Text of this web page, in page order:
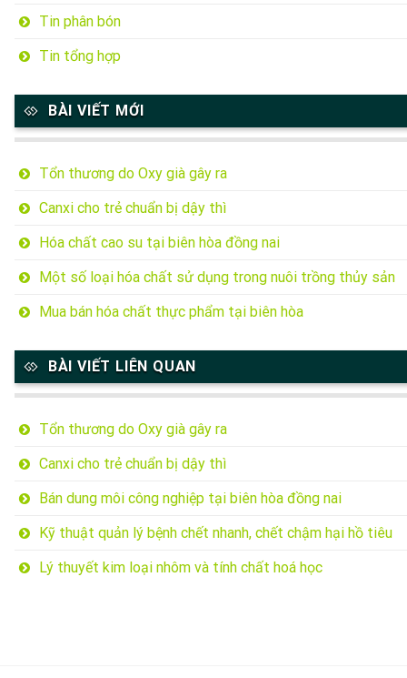
Tin phân bón
Tin tổng hợp
BÀI VIẾT MỚI
Tổn thương do Oxy già gây ra
Canxi cho trẻ chuẩn bị dậy thì
Hóa chất cao su tại biên hòa đồng nai
Một số loại hóa chất sử dụng trong nuôi trồng thủy sản
Mua bán hóa chất thực phẩm tại biên hòa
BÀI VIẾT LIÊN QUAN
Tổn thương do Oxy già gây ra
Canxi cho trẻ chuẩn bị dậy thì
Bán dung môi công nghiệp tại biên hòa đồng nai
Kỹ thuật quản lý bệnh chết nhanh, chết chậm hại hồ tiêu
Lý thuyết kim loại nhôm và tính chất hoá học